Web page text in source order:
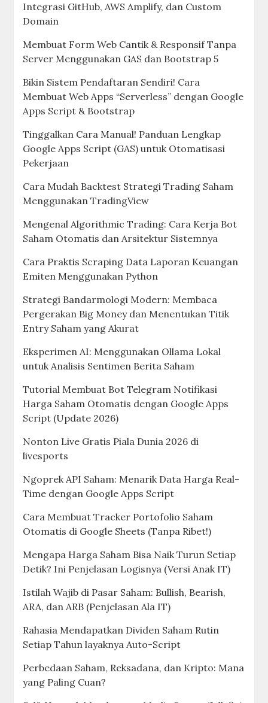
Integrasi GitHub, AWS Amplify, dan Custom
Domain
Membuat Form Web Cantik & Responsif Tanpa
Server Menggunakan GAS dan Bootstrap 5
Bikin Sistem Pendaftaran Sendiri! Cara
Membuat Web Apps “Serverless” dengan Google
Apps Script & Bootstrap
Tinggalkan Cara Manual! Panduan Lengkap
Google Apps Script (GAS) untuk Otomatisasi
Pekerjaan
Cara Mudah Backtest Strategi Trading Saham
Menggunakan TradingView
Mengenal Algorithmic Trading: Cara Kerja Bot
Saham Otomatis dan Arsitektur Sistemnya
Cara Praktis Scraping Data Laporan Keuangan
Emiten Menggunakan Python
Strategi Bandarmologi Modern: Membaca
Pergerakan Big Money dan Menentukan Titik
Entry Saham yang Akurat
Eksperimen AI: Menggunakan Ollama Lokal
untuk Analisis Sentimen Berita Saham
Tutorial Membuat Bot Telegram Notifikasi
Harga Saham Otomatis dengan Google Apps
Script (Update 2026)
Nonton Live Gratis Piala Dunia 2026 di
livesports
Ngoprek API Saham: Menarik Data Harga Real-
Time dengan Google Apps Script
Cara Membuat Tracker Portofolio Saham
Otomatis di Google Sheets (Tanpa Ribet!)
Mengapa Harga Saham Bisa Naik Turun Setiap
Detik? Ini Penjelasan Logisnya (Versi Anak IT)
Istilah Wajib di Pasar Saham: Bullish, Bearish,
ARA, dan ARB (Penjelasan Ala IT)
Rahasia Mendapatkan Dividen Saham Rutin
Setiap Tahun layaknya Auto-Script
Perbedaan Saham, Reksadana, dan Kripto: Mana
yang Paling Cuan?